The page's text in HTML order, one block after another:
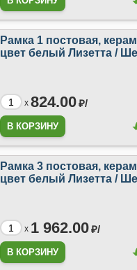
Рамка 1 постовая,
цвет белый Лизетта /
x 824.00₽/
Рамка 3 постовая,
цвет белый Лизетта /
x 1 962.00₽/